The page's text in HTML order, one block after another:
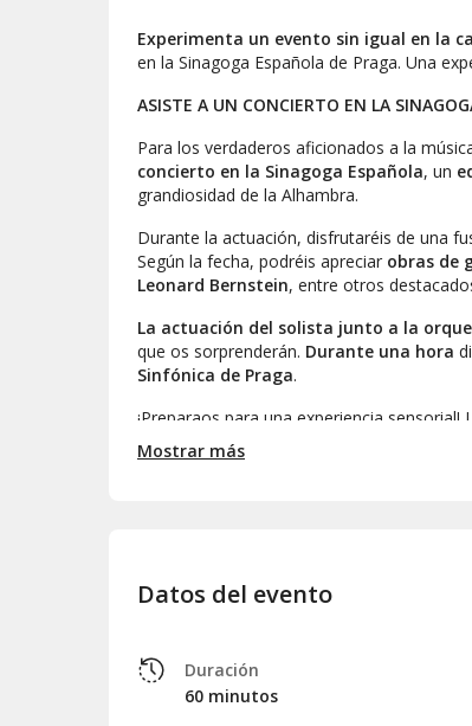
Experimenta un evento sin igual en la
en la Sinagoga Española de Praga. Una
ASISTE A UN CONCIERTO EN LA
Para los verdaderos aficionados a la
concierto en la Sinagoga Española, un
grandiosidad de la Alhambra.
Durante la actuación, disfrutaréis de una
Según la fecha, podréis apreciar obras de
Leonard Bernstein, entre otros
La actuación del solista junto a la
que os sorprenderán. Durante una hora
Sinfónica de Praga.
¡Preparaos para una experiencia sensorial!
Mostrar más
Datos del evento
Duración
60 minutos